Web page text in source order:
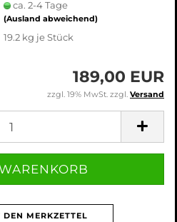
ca. 2-4 Tage
(Ausland abweichend)
19.2kg je Stück
189,00 EUR
zzgl. 19% MwSt. zzgl. Versand
DEN MERKZETTEL